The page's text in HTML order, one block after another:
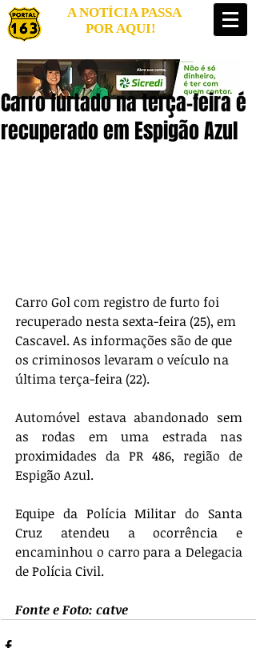
A NOTÍCIA PASSA
POR AQUI!
Carro furtado na terça-feira é
recuperado em Espigão Azul
Carro Gol com registro de furto foi
recuperado nesta sexta-feira (25), em
Cascavel. As informações são de que
os criminosos levaram o veículo na
última terça-feira (22).
Automóvel estava abandonado sem
as rodas em uma estrada nas
proximidades da PR 486, região de
Espigão Azul.
Equipe da Polícia Militar do Santa
Cruz atendeu a ocorrência e
encaminhou o carro para a Delegacia
de Polícia Civil.
Fonte e Foto: catve